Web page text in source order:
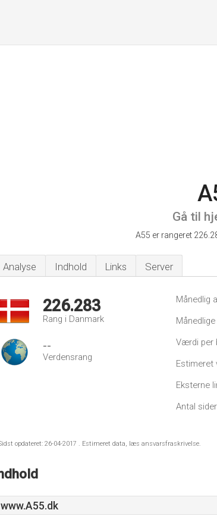
Gå til
A55 er rangeret
Analyse Indhold Links Server
226.283
Rang i Danmark
--
Verdensrang
Månedlig
Værdi per
Estimeret
Eksterne
Antal sider
opdateret: 26-04-2017 . Estimeret data, læs ansvarsfraskrivelse.
www.A55.dk